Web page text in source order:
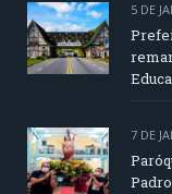
5 DE
7 DE